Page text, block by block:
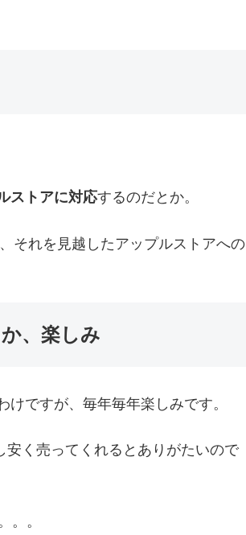
ストアに対応するのだとか。
それを見越したアップルストアへの
、楽しみ
ですが、毎年毎年楽しみです。
安く売ってくれるとありがたいので
。。